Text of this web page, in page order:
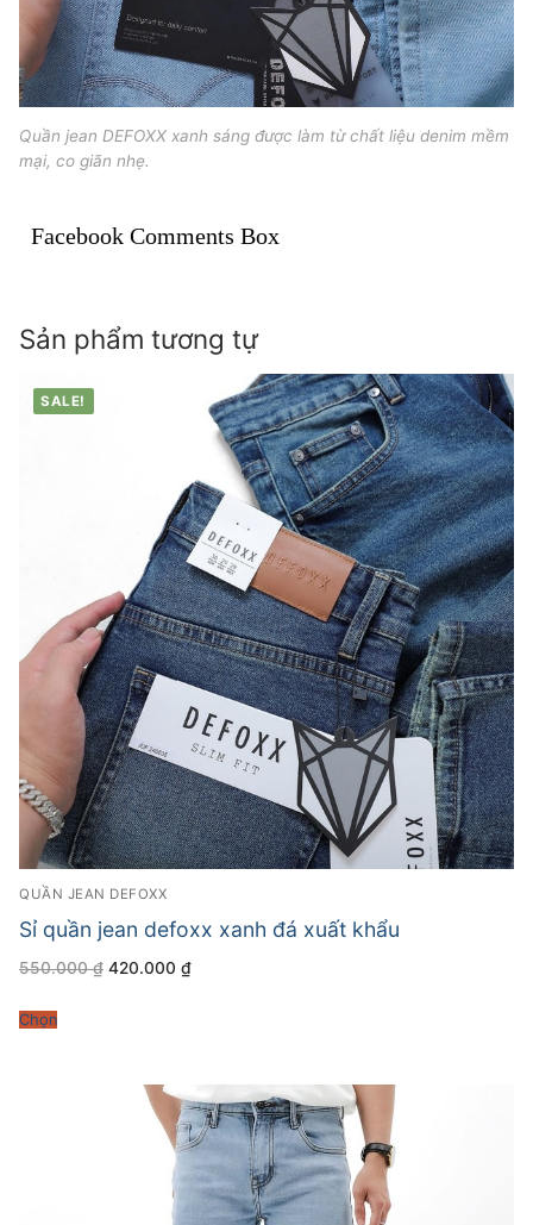
Quần jean DEFOXX xanh sáng được làm từ chất liệu denim mềm
mại, co giãn nhẹ.
Facebook Comments Box
Sản phẩm tương tự
SALE!
QUẦN JEAN DEFOXX
Sỉ quần jean defoxx xanh đá xuất khẩu
550.000₫ Giá
420.000 ₫Giá
Chọn